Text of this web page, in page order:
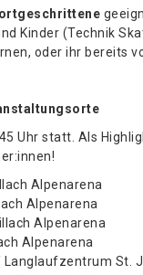
Kinder (Technik
oder ihr bereits
Uhr statt. Als
Alpenarena
Alpenarena
Alpenarena
Alpenarena
St.